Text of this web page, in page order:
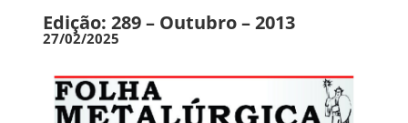
Edição: 289 – Outubro – 2013
27/02/2025